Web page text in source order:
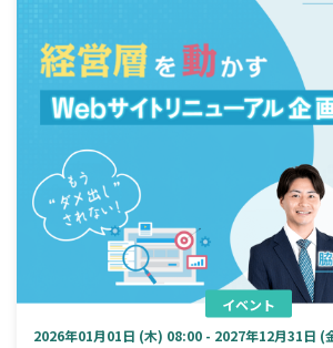
イベント
2026年01月01日 (木) 08:00 - 2027年12月31日 (